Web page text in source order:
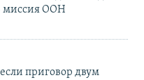
миссия ООН
приговор двум